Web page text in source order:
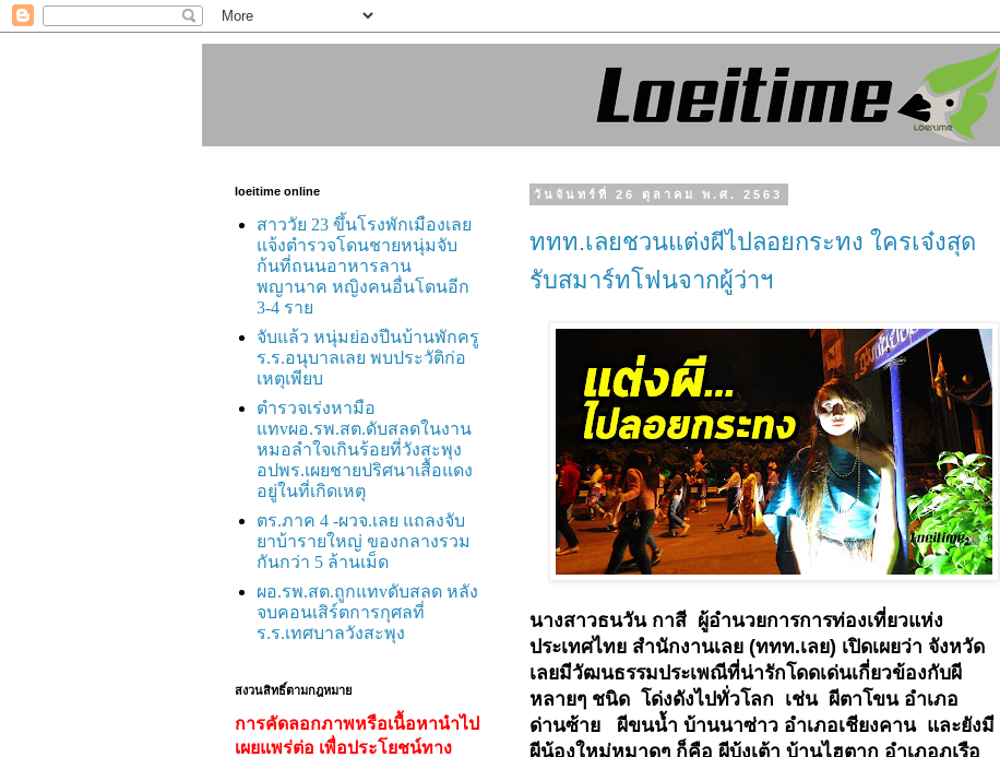
วันจันทร์ที่ 26 ตุลาคม พ.ศ. 2563
ททท.เลยชวนแต่งผีไปลอยกระทง ใครเจ๋งสุด
รับสมาร์ทโฟนจากผู้ว่าฯ
นางสาวธนวัน กาสี ผู้อำนวยการการท่องเที่ยวแห่ง
ประเทศไทย สำนักงานเลย (ททท.เลย) เปิดเผยว่า จังหวัด
เลยมีวัฒนธรรมประเพณีที่น่ารักโดดเด่นเกี่ยวข้องกับผี
หลายๆ ชนิด โด่งดังไปทั่วโลก เช่น ผีตาโขน อำเภอ
ด่านซ้าย ผีขนน้ำ บ้านนาซ่าว อำเภอเชียงคาน และยังมี
ผีน้องใหม่หมาดๆ ก็คือ ผีบุ้งเต้า บ้านไฮตาก อำเภอภูเรือ
loeitime online
สาววัย 23 ขึ้นโรงพักเมืองเลย
แจ้งตำรวจโดนชายหนุ่มจับ
ก้นที่ถนนอาหารลาน
พญานาค หญิงคนอื่นโดนอีก
3-4 ราย
จับแล้ว หนุ่มย่องปีนบ้านพักครู
ร.ร.อนุบาลเลย พบประวัติก่อ
เหตุเพียบ
ตำรวจเร่งหามือ
แทvผอ.รพ.สต.ดับสลดในงาน
หมอลำใจเกินร้อยที่วังสะพุง
อปพร.เผยชายปริศนาเสื้อแดง
อยู่ในที่เกิดเหตุ
ตร.ภาค 4 -ผวจ.เลย แถลงจับ
ยาบ้ารายใหญ่ ของกลางรวม
กันกว่า 5 ล้านเม็ด
ผอ.รพ.สต.ถูกแทvดับสลด หลัง
จบคอนเสิร์ตการกุศลที่
ร.ร.เทศบาลวังสะพุง
สงวนสิทธิ์ตามกฎหมาย
การคัดลอกภาพหรือเนื้อหานำไป
เผยแพร่ต่อ เพื่อประโยชน์ทาง